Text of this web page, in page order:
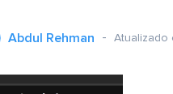
Abdul Rehman Atualizado